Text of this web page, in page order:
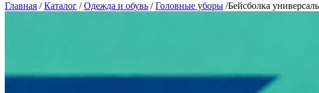
Главная / Каталог / Одежда и обувь / Головные уборы /Бейсболка